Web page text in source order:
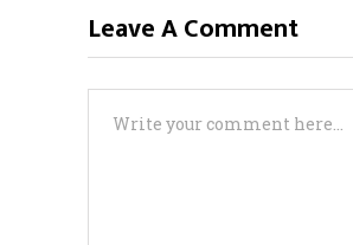
Leave A Comment